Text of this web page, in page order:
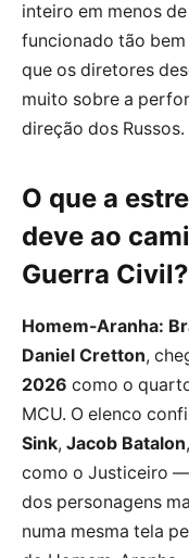
inteiro em menos
funcionado tão bem
que os diretores
muito sobre a
direção dos Russos.
O que a
deve ao
Guerra Civil?
Homem-Aranha:
Daniel Cretton,
2026 como o
MCU. O elenco
Sink, Jacob Batalon,
como o Justiceiro
dos personagens
numa mesma tela